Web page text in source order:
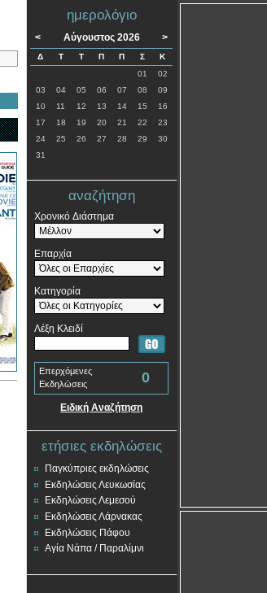
ημερολόγιο
< Αύγουστος 2026 >
Δ Τ Τ Π Π Σ
Κ
01
02
03
04 05 06 07 08
09
10
11 12 13 14 15
16
17
18 19 20 21 22
23
24
25 26 27 28 29
30
31
αναζήτηση
Χρονικό Διάστημα
Επαρχία
Κατηγορία
Λέξη Κλειδί
Επερχόμενες
Εκδηλώσεις
0
Ειδική Αναζήτηση
ετήσιες εκδηλώσεις
Παγκύπριες εκδηλώσεις
Εκδηλώσεις Λευκωσίας
Εκδηλώσεις Λεμεσού
Εκδηλώσεις Λάρνακας
Εκδηλώσεις Πάφου
Αγία Νάπα / Παραλίμνι